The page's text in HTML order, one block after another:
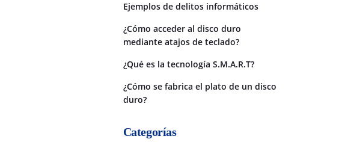
Ejemplos de delitos informáticos
¿Cómo acceder al disco duro
mediante atajos de teclado?
¿Qué es la tecnología S.M.A.R.T?
¿Cómo se fabrica el plato de un disco
duro?
Categorías